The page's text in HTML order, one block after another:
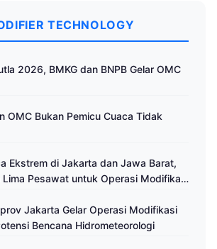
TECHNOLOGY
2026, BMKG dan BNPB Gelar OMC
OMC Bukan Pemicu Cuaca Tidak
Ekstrem di Jakarta dan Jawa Barat,
Lima Pesawat untuk Operasi Modifikasi
Jakarta Gelar Operasi Modifikasi
Bencana Hidrometeorologi